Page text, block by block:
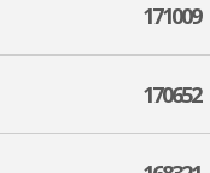
171009
170652